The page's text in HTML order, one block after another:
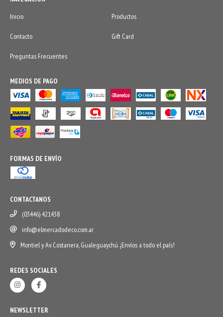
Inicio
Productos
Contacto Gift Card
Preguntas Frecuentes
MEDIOS DE PAGO
FORMAS DE ENVÍO
CONTACTANOS
(03446) 421438
info@elmercadodeco.com.ar
Montiel y Av. Costanera, Gualeguaychú. ¡Envíos a todo el país!
REDES SOCIALES
NEWSLETTER